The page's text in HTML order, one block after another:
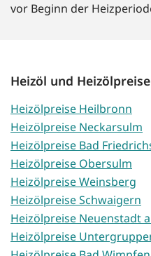
vor Beginn der
Heizöl und
Heizölpreise Heilbronn
Heizölpreise Neckarsulm
Heizölpreise Bad
Heizölpreise Obersulm
Heizölpreise Weinsberg
Heizölpreise Schwaigern
Heizölpreise Neuenstadt
Heizölpreise